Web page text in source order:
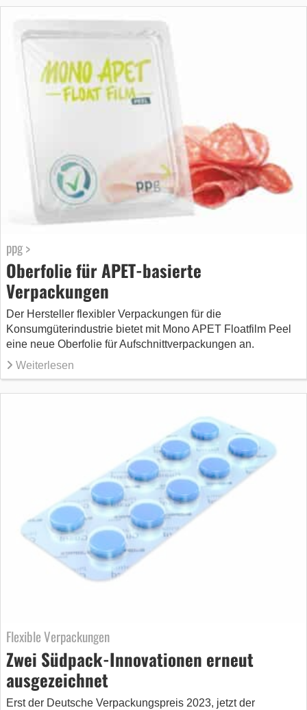
ppg >
Oberfolie für APET-basierte
Verpackungen
Der Hersteller flexibler Verpackungen für die
Konsumgüterindustrie bietet mit Mono APET Floatfilm Peel
eine neue Oberfolie für Aufschnittverpackungen an.
Weiterlesen
Flexible Verpackungen
Zwei Südpack-Innovationen erneut
ausgezeichnet
Erst der Deutsche Verpackungspreis 2023, jetzt der